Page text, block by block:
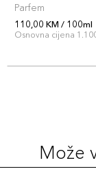
Parfem
110,00 KM / 100ml
Osnovna cijena
Može